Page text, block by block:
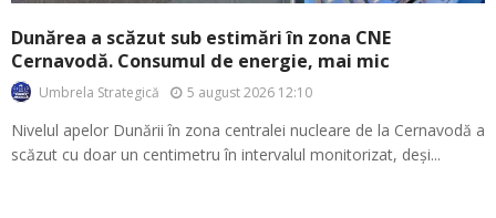
Dunărea a scăzut sub estimări în zona CNE
Cernavodă. Consumul de energie, mai mic
Umbrela Strategică 5 august 2026 12:10
Nivelul apelor Dunării în zona centralei nucleare de la Cernavodă a
scăzut cu doar un centimetru în intervalul monitorizat, deși...